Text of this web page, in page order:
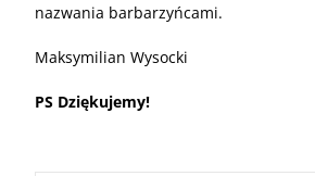
nazwania barbarzyńcami.
Maksymilian Wysocki
PS Dziękujemy!